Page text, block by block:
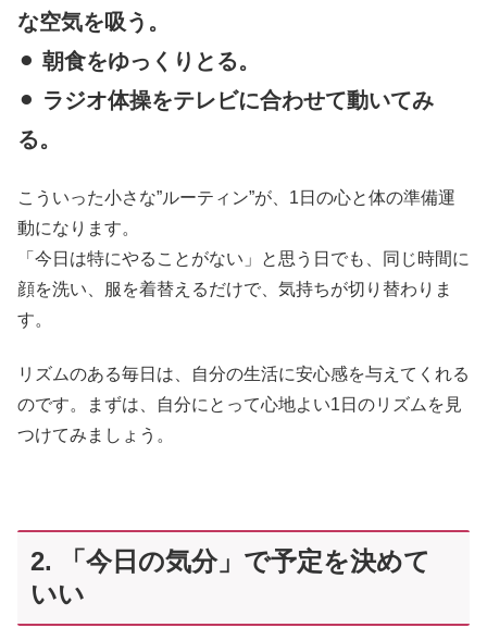
な空気を吸う。
⚫︎ 朝食をゆっくりとる。
⚫︎ ラジオ体操をテレビに合わせて動いてみ
る。
こういった小さな”ルーティン”が、1日の心と体の準備運
動になります。
「今日は特にやることがない」と思う日でも、同じ時間に
顔を洗い、服を着替えるだけで、気持ちが切り替わりま
す。
リズムのある毎日は、自分の生活に安心感を与えてくれる
のです。まずは、自分にとって心地よい1日のリズムを見
つけてみましょう。
2. 「今日の気分」で予定を決めて
いい